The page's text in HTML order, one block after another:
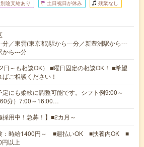
途支給あり 土日祝日が休み 残業なし
分／東雲(東京都)駅から---分／新豊洲駅から---
から---分
日～も相談OK） ■曜日固定の相談OK！ ■希望
ご相談ください！
定にも柔軟に調整可能です。シフト例9:00～
分）7:00～16:00…
採用中！急募！】■2カ月～
：時給1400円～ ■週払いOK ■扶養内OK ■
円以上